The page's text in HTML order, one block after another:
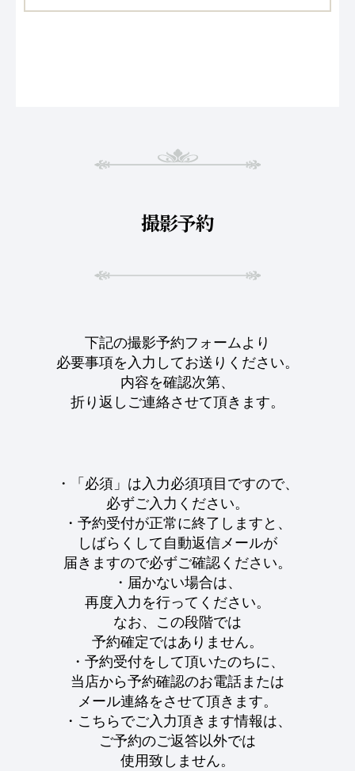
撮影予約
下記の撮影予約フォームより
必要事項を入力してお送りください。
内容を確認次第、
折り返しご連絡させて頂きます。
・「必須」は入力必須項目ですので、
必ずご入力ください。
・予約受付が正常に終了しますと、
しばらくして自動返信メールが
届きますので必ずご確認ください。
・届かない場合は、
再度入力を行ってください。
なお、この段階では
予約確定ではありません。
・予約受付をして頂いたのちに、
当店から予約確認のお電話または
メール連絡をさせて頂きます。
・こちらでご入力頂きます情報は、
ご予約のご返答以外では
使用致しません。